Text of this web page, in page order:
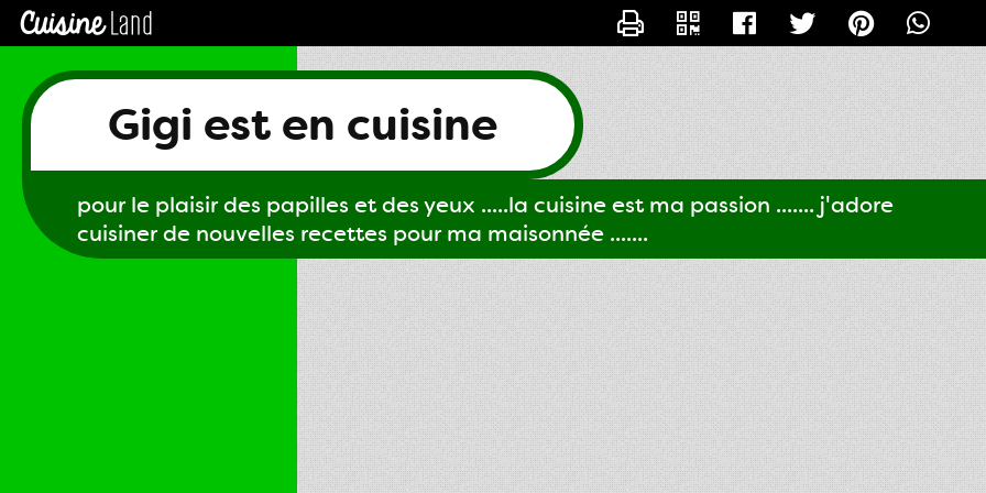
Gigi est en cuisine
pour le plaisir des papilles et des yeux .....la cuisine est ma passion ....... j'adore
cuisiner de nouvelles recettes pour ma maisonnée .......
CONTACTER GIGI61